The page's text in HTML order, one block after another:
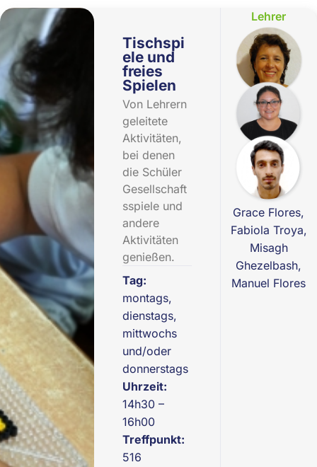
Tischspi
ele und
freies
Spielen
Von Lehrern
geleitete
Aktivitäten,
bei denen
die Schüler
Gesellschaft
sspiele und
andere
Aktivitäten
genießen.
Tag:
montags,
dienstags,
mittwochs
und/oder
donnerstags
Uhrzeit:
14h30 –
16h00
Treffpunkt:
516
Lehrer
Grace Flores,
Fabiola Troya,
Misagh
Ghezelbash,
Manuel Flores